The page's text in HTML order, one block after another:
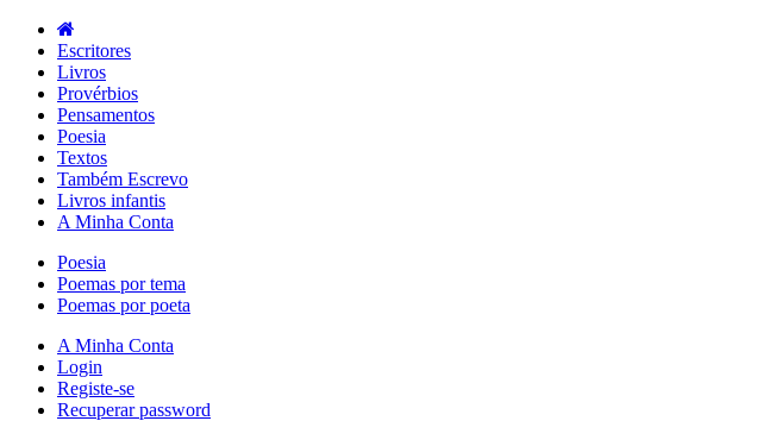
Escritores
Livros
Provérbios
Pensamentos
Poesia
Textos
Também Escrevo
Livros infantis
A Minha Conta
Poesia
Poemas por tema
Poemas por poeta
A Minha Conta
Login
Registe-se
Recuperar password